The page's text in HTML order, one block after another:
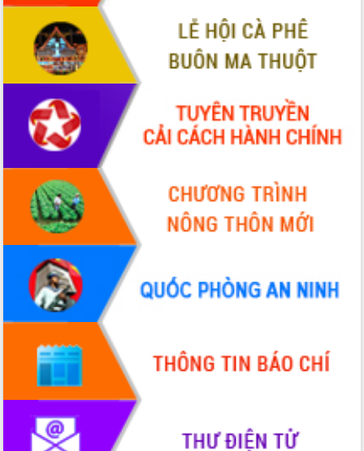
Hòn Yến phát triển du lịch gắn với bảo
tồn biển
Lấy ý kiến điều chỉnh Quy hoạch tỉnh
Đắk Lắk thời kỳ 2021-2030, tầm nhìn
đến năm 2050
Phát động chiến dịch 30 ngày đêm
giải phóng mặt bằng Tuyến đường bộ
ven biển
Đắk Lắk nỗ lực thúc đẩy tăng trưởng
kinh tế từ 10% trở lên trong Quý
II/2026
Đắk Lắk ký kết thỏa thuận hợp tác về
chuyển đổi số giai đoạn 2026 – 2030
với Tập đoàn Bưu chính Viễn thông
Việt Nam
Thứ trưởng Bộ Y tế làm việc với tỉnh
Đắk Lắk về phát triển nhân lực y tế
cho trạm y tế cấp xã
Du lịch Đắk Lắk nâng tầm trải nghiệm
du khách thông qua Hệ thống cơ sở dữ
liệu và Bản đồ số
Tập huấn ứng dụng trí tuệ nhân tạo (AI)
trong thương mại điện tử năm 2026
Đoàn đại biểu Quốc hội tỉnh Đắk Lắk
trao đổi thông tin trước Kỳ họp thứ
nhất, Quốc hội khóa XVI